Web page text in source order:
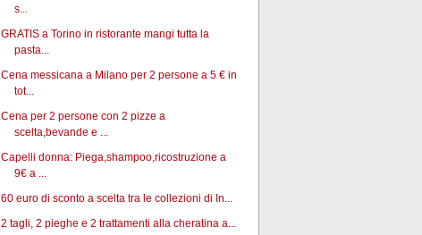
s...
GRATIS a Torino in ristorante mangi tutta la
pasta...
Cena messicana a Milano per 2 persone a 5 € in
tot...
Cena per 2 persone con 2 pizze a
scelta,bevande e ...
Capelli donna: Piega,shampoo,ricostruzione a
9€ a ...
60 euro di sconto a scelta tra le collezioni di In...
2 tagli, 2 pieghe e 2 trattamenti alla cheratina a...